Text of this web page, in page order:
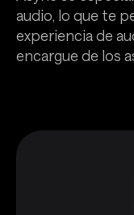
audio, lo que te
experiencia de
encargue de los